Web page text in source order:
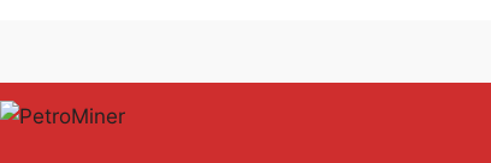
konten
content